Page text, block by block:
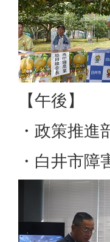
【午後】
・政策推
・白井市